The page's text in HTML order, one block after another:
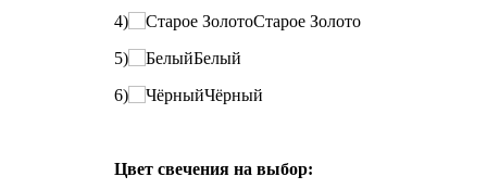
4)
Старое Золото
5)
Белый
6)
Чёрный
Цвет свечения на выбор: